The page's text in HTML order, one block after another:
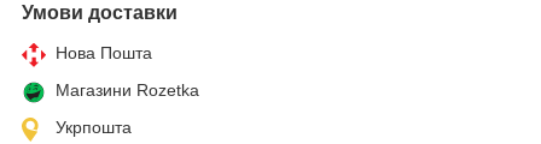
Умови доставки
Нова Пошта
Магазини Rozetka
Укрпошта